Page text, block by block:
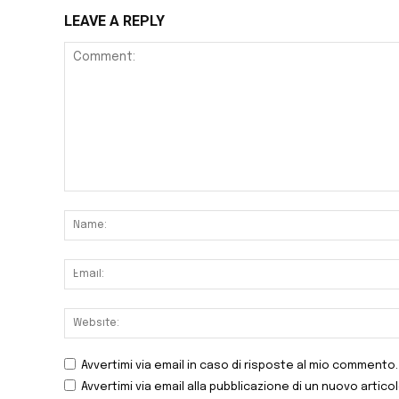
LEAVE A REPLY
Avvertimi via email in caso di risposte al mio commento.
Avvertimi via email alla pubblicazione di un nuovo